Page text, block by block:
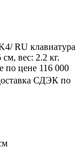
RU клавиатура
вес: 2.2 кг.
по цене 116 000
СДЭК по